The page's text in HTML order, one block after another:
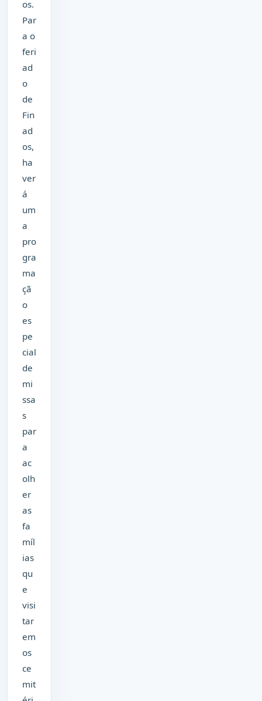
os.
Par
a o
feri
ad
o
de
Fin
ad
os,
ha
ver
á
um
a
pro
gra
ma
çã
o
es
pe
cial
de
mi
ssa
s
par
a
ac
olh
er
as
fa
míl
ias
qu
e
visi
tar
em
os
ce
mit